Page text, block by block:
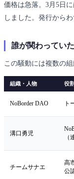
価格は急落。3月5日
しました。発行から
誰が関わってい
この騒動には複数の
組織・人物 役
NoBorder DAO ト
溝口勇児
（
チームサナエ
高
公